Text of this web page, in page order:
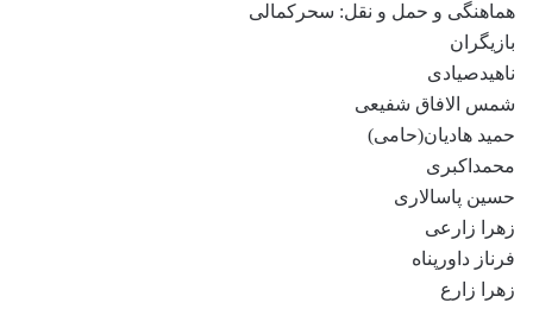
هماهنگی و حمل و نقل: سحرکمالی
بازیگران
ناهیدصیادی
شمس الافاق شفیعی
حمید هادیان(حامی)
محمداکبری
حسین پاسالاری
زهرا زارعی
فرناز داورپناه
زهرا زارع